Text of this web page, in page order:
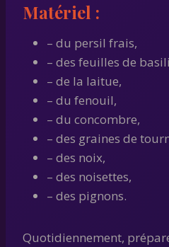
Matériel :
– du persil frais,
– des feuilles de
– de la laitue,
– du fenouil,
– du concombre,
– des graines de
– des noix,
– des noisettes,
– des pignons.
Quotidiennement,